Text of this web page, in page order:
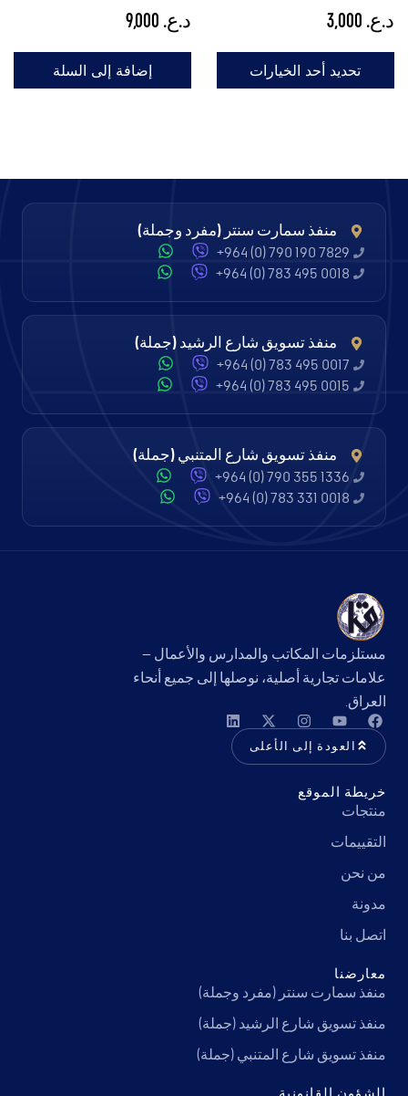
د.ع.
تحديد أحد الخيارات
د.ع.
إضافة إلى السلة
منفذ سمارت سنتر (مفرد وجملة)
+964 (0) 790 190 7829
+964 (0) 783 495 0018
منفذ تسويق شارع الرشيد (جملة)
+964 (0) 783 495 0017
+964 (0) 783 495 0015
منفذ تسويق شارع المتنبي (جملة)
+964 (0) 790 355 1336
+964 (0) 783 331 0018
مستلزمات المكاتب والمدارس والأعمال —
علامات تجارية أصلية، نوصلها إلى جميع أنحاء
العراق.
العودة إلى الأعلى
خريطة الموقع
منتجات
التقييمات
من نحن
مدونة
اتصل بنا
معارضنا
منفذ سمارت سنتر (مفرد وجملة)
منفذ تسويق شارع الرشيد (جملة)
منفذ تسويق شارع المتنبي (جملة)